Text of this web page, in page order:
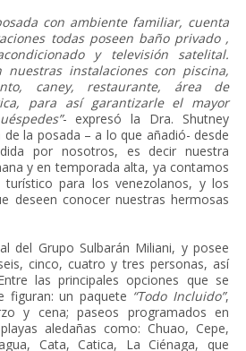
con ambiente familiar, cuenta
todas poseen baño privado ,
y televisión satelital.
nuestras instalaciones con piscina,
caney, restaurante, área de
para así garantizarle el mayor
- expresó la Dra. Shutney
de la posada – a lo que añadió- desde
por nosotros, es decir nuestra
y en temporada alta, ya contamos
para los venezolanos, y los
deseen conocer nuestras hermosas
del Grupo Sulbarán Miliani, y posee
cinco, cuatro y tres personas, así
las principales opciones que se
figuran: un paquete “Todo Incluido”,
y cena; paseos programados en
aledañas como: Chuao, Cepe,
Cata, Catica, La Ciénaga, que